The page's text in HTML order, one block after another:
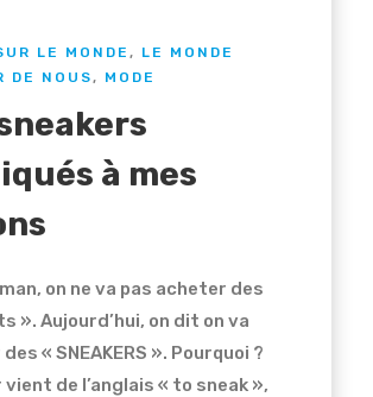
LE MONDE , LE MONDE
DE NOUS, MODE
à mes
on ne va pas acheter des
». Aujourd’hui, on dit on va
« SNEAKERS ». Pourquoi ?
vient de l’anglais « to sneak »,